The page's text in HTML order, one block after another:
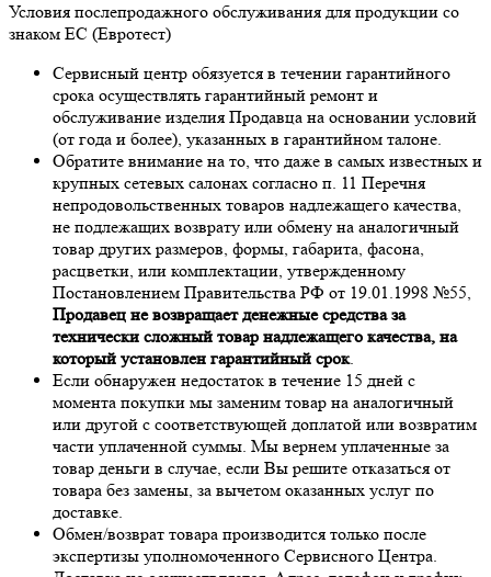
Условия послепродажного обслуживания для продукции со
знаком ЕС (Евротест)
Сервисный центр обязуется в течении гарантийного
срока осуществлять гарантийный ремонт и
обслуживание изделия Продавца на основании условий
(от года и более), указанных в гарантийном талоне.
Обратите внимание на то, что даже в самых известных и
крупных сетевых салонах согласно п. 11 Перечня
непродовольственных товаров надлежащего качества,
не подлежащих возврату или обмену на аналогичный
товар других размеров, формы, габарита, фасона,
расцветки, или комплектации, утвержденному
Постановлением Правительства РФ от 19.01.1998 №55,
Продавец не возвращает денежные средства за
технически сложный товар надлежащего качества, на
который установлен гарантийный срок.
Если обнаружен недостаток в течение 15 дней с
момента покупки мы заменим товар на аналогичный
или другой с соответствующей доплатой или возвратим
части уплаченной суммы. Мы вернем уплаченные за
товар деньги в случае, если Вы решите отказаться от
товара без замены, за вычетом оказанных услуг по
доставке.
Обмен/возврат товара производится только после
экспертизы уполномоченного Сервисного Центра.